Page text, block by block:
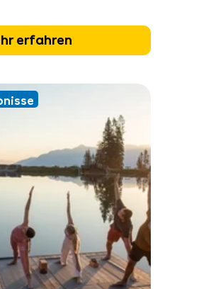
erfahren